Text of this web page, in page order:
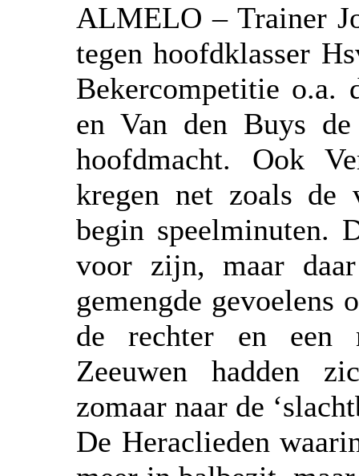
ALMELO – Trainer
tegen hoofdklasser
Bekercompetitie o.a.
en Van den Buys
hoofdmacht. Ook
kregen net zoals de
begin speelminuten.
voor zijn, maar
gemengde gevoelens
de rechter en een
Zeeuwen hadden
zomaar naar de
De Heraclieden